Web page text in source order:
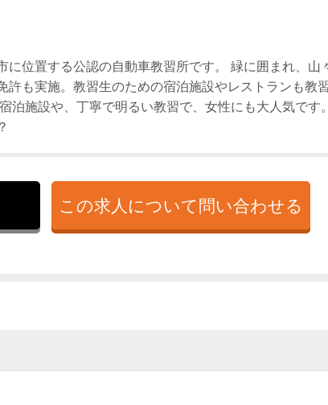
位置する公認の自動車教習所です。 緑に囲まれ、山
も実施。教習生のための宿泊施設やレストランも教
泊施設や、丁寧で明るい教習で、女性にも大人気です
この求人について 問い合わせる